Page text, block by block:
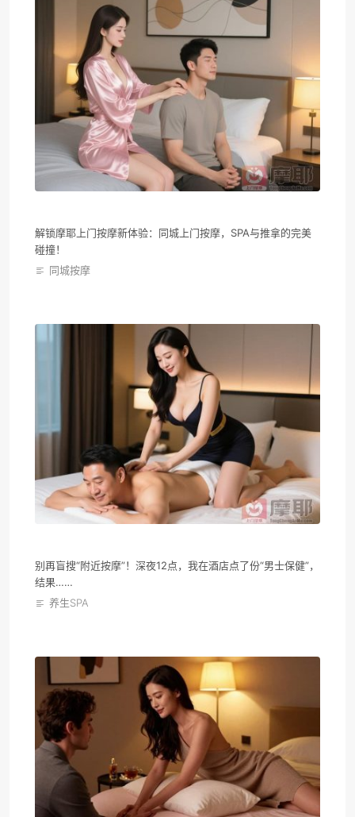
解锁摩耶上门按摩新体验：同城上门按摩，SPA与推拿的完美
碰撞！
同城按摩
别再盲搜“附近按摩”！深夜12点，我在酒店点了份“男士保健”，
结果……
养生SPA